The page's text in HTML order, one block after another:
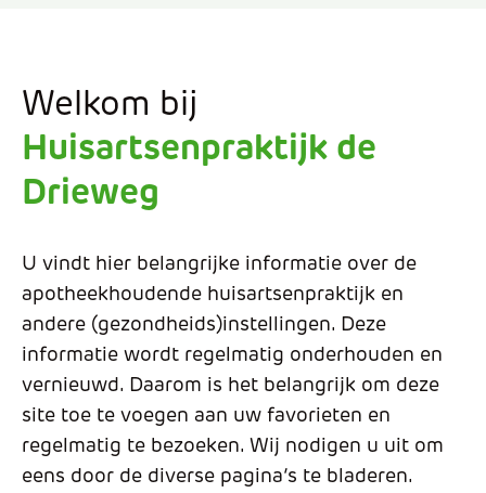
Welkom bij
Huisartsenpraktijk de
Drieweg
U vindt hier belangrijke informatie over de
apotheekhoudende huisartsenpraktijk en
andere (gezondheids)instellingen. Deze
informatie wordt regelmatig onderhouden en
vernieuwd. Daarom is het belangrijk om deze
site toe te voegen aan uw favorieten en
regelmatig te bezoeken. Wij nodigen u uit om
eens door de diverse pagina’s te bladeren.